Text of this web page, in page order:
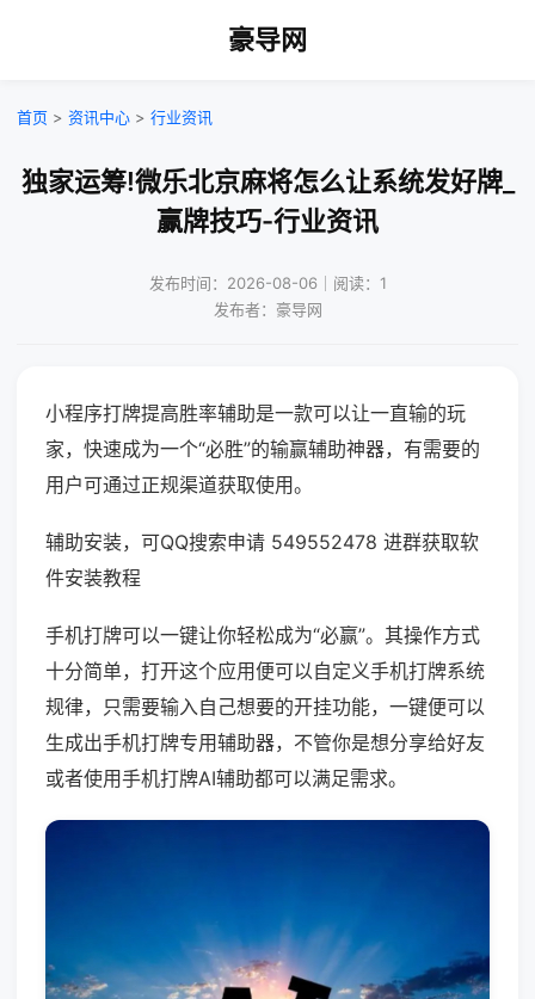
豪导网
首页 > 资讯中心 > 行业资讯
独家运筹!微乐北京麻将怎么让系统发好牌_
赢牌技巧-行业资讯
发布时间：2026-08-06｜阅读：1
发布者：豪导网
小程序打牌提高胜率辅助是一款可以让一直输的玩
家，快速成为一个“必胜”的输赢辅助神器，有需要的
用户可通过正规渠道获取使用。
辅助安装，可QQ搜索申请 549552478 进群获取软
件安装教程
手机打牌可以一键让你轻松成为“必赢”。其操作方式
十分简单，打开这个应用便可以自定义手机打牌系统
规律，只需要输入自己想要的开挂功能，一键便可以
生成出手机打牌专用辅助器，不管你是想分享给好友
或者使用手机打牌AI辅助都可以满足需求。